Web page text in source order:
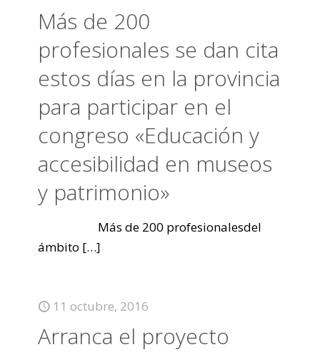
Más de 200
profesionales se dan cita
estos días en la provincia
para participar en el
congreso «Educación y
accesibilidad en museos
y patrimonio»
Más de 200 profesionalesdel
ámbito […]
11 octubre, 2016
Arranca el proyecto